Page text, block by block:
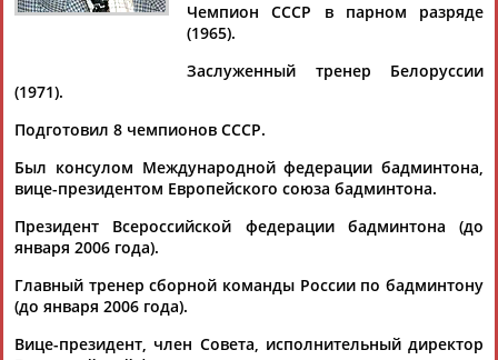
АБАСОВА
АБАЧАРАЕВ
АБАШИДЗЕ
Флюра
БУЛАТОВА
Татьяна
Акжана
Артур
Чемпион СССР в парном разряде
(1965).
Заслуженный тренер Белоруссии
(1971).
Подготовил 8 чемпионов СССР.
Был консулом Международной федерации бадминтона,
вице-президентом Европейского союза бадминтона.
Президент Всероссийской федерации бадминтона (до
января 2006 года).
Главный тренер сборной команды России по бадминтону
(до января 2006 года).
Вице-президент, член Совета, исполнительный директор